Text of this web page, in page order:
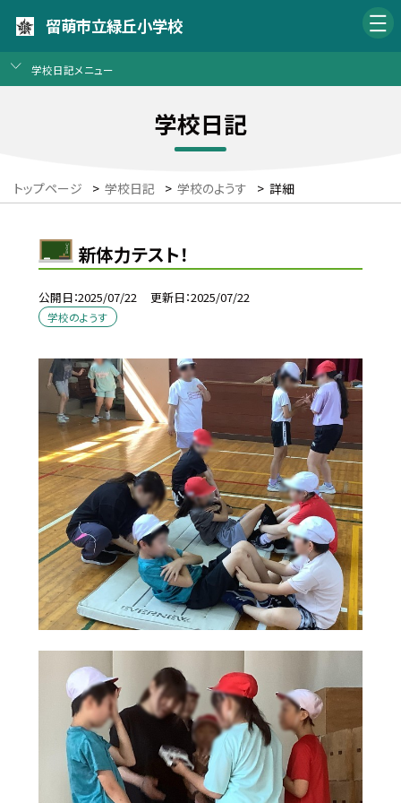
留萌市立緑丘小学校
学校日記メニュー
学校日記
トップページ > 学校日記 > 学校のようす > 詳細
新体力テスト！
公開日 2025/07/22 更新日 2025/07/22
学校のようす